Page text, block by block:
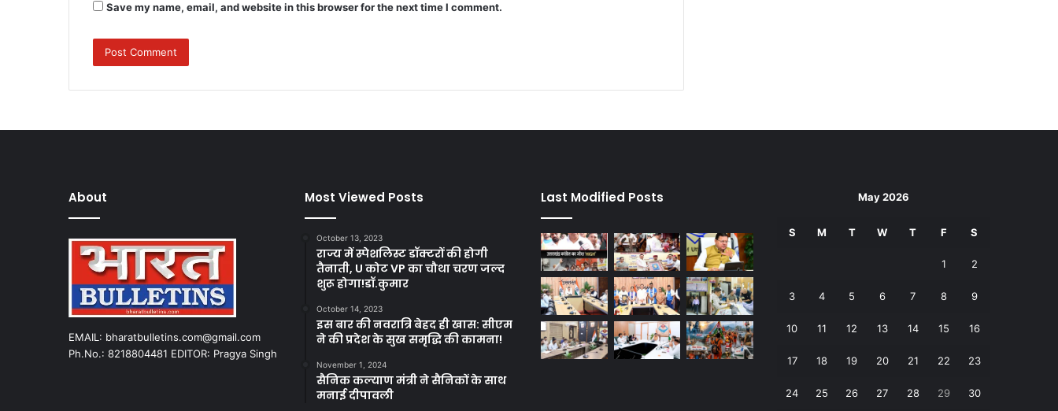
Save my name, email, and website in this browser for the next time I comment.
About
EMAIL: bharatbulletins.com@gmail.com
Ph.No.: 8218804481 EDITOR: Pragya Singh
Most Viewed Posts
October 13, 2023
राज्य में स्पेशलिस्ट डॉक्टरों की होगी
तैनाती, U कोट VP का चौथा चरण जल्द
शुरू होगा!डॉ.कुमार
October 14, 2023
इस बार की नवरात्रि बेहद ही खास: सीएम
ने की प्रदेश के सुख समृद्धि की कामना!
November 1, 2024
सैनिक कल्याण मंत्री ने सैनिकों के साथ
मनाई दीपावली
Last Modified Posts May 2026
S M T W T F S
1 2
3 4 5 6 7 8 9
10 11 12 13 14 15 16
17 18 19 20 21 22 23
24 25 26 27 28 29 30